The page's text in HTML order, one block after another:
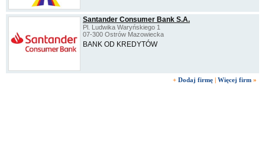
Santander Consumer Bank S.A.
Pl. Ludwika Waryńskiego 1
07-300 Ostrów Mazowiecka
BANK OD KREDYTÓW
+ Dodaj firmę | Więcej firm »